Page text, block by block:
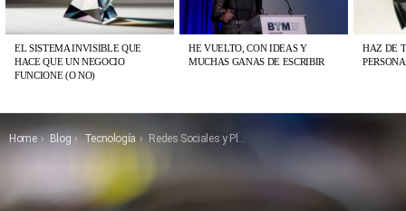
EL SISTEMA INVISIBLE QUE
HACE QUE UN NEGOCIO
FUNCIONE (O NO)
HE VUELTO, CON IDEAS Y
MUCHAS GANAS DE ESCRIBIR
HAZ DE
You are here:
Home Blog Tecnología Redes Sociales y Plataformas Colaborativas: El matrimonio perfecto para un nuevo modelo de negocio